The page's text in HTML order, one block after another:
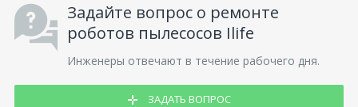
Задайте вопрос о ремонте
роботов пылесосов Ilife
Инженеры отвечают в течение рабочего дня.
ЗАДАТЬ ВОПРОС